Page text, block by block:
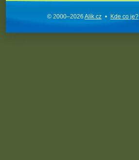
© 2000–2026Alík.cz • Kde co je?